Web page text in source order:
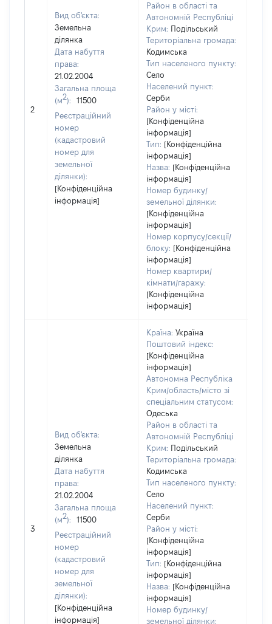
2
Вид об'єкта:
Земельна
ділянка
Дата набуття
права:
21.02.2004
Загальна площа
(м2):
11500
Реєстраційний
номер
(кадастровий
номер для
земельної
ділянки):
[Конфіденційна
інформація]
Район в області та
Автономній Республіці
Крим: Подільський
Територіальна громада:
Кодимська
Тип населеного пункту:
Село
Населений пункт:
Серби
Район у місті:
[Конфіденційна
інформація]
Тип: [Конфіденційна
інформація]
Назва: [Конфіденційна
інформація]
Номер будинку/
земельної ділянки:
[Конфіденційна
інформація]
Номер корпусу/секції/
блоку: [Конфіденційна
інформація]
Номер квартири/
кімнати/гаражу:
[Конфіденційна
інформація]
3
Вид об'єкта:
Земельна
ділянка
Дата набуття
права:
21.02.2004
Загальна площа
(м2):
11500
Реєстраційний
номер
(кадастровий
номер для
земельної
ділянки):
[Конфіденційна
інформація]
Країна: Україна
Поштовий індекс:
[Конфіденційна
інформація]
Автономна Республіка
Крим/область/місто зі
спеціальним статусом:
Одеська
Район в області та
Автономній Республіці
Крим: Подільський
Територіальна громада:
Кодимська
Тип населеного пункту:
Село
Населений пункт:
Серби
Район у місті:
[Конфіденційна
інформація]
Тип: [Конфіденційна
інформація]
Назва: [Конфіденційна
інформація]
Номер будинку/
земельної ділянки: